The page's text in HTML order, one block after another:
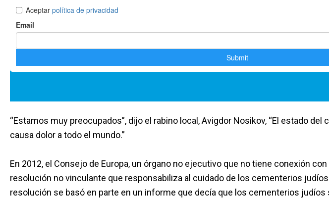
“Estamos muy preocupados”, dijo el rabino local, Avigdor Nosikov, “El estado
causa dolor a todo el mundo.”
En 2012, el Consejo de Europa, un órgano no ejecutivo que no tiene conexión con
resolución no vinculante que responsabiliza al cuidado de los cementerios
resolución se basó en parte en un informe que decía que los cementerios judíos